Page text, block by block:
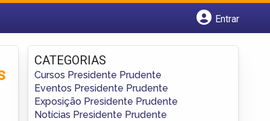
Entrar
Fazer login
Criar conta
CATEGORIAS
Cursos Presidente Prudente
Eventos Presidente Prudente
Exposição Presidente Prudente
Notícias Presidente Prudente